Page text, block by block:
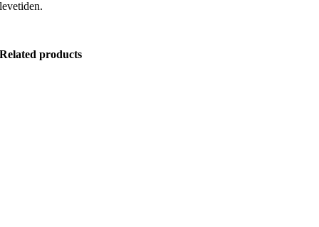
levetiden.
Related products